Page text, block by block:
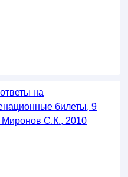
на
билеты, 9
Миронов С.К., 2010